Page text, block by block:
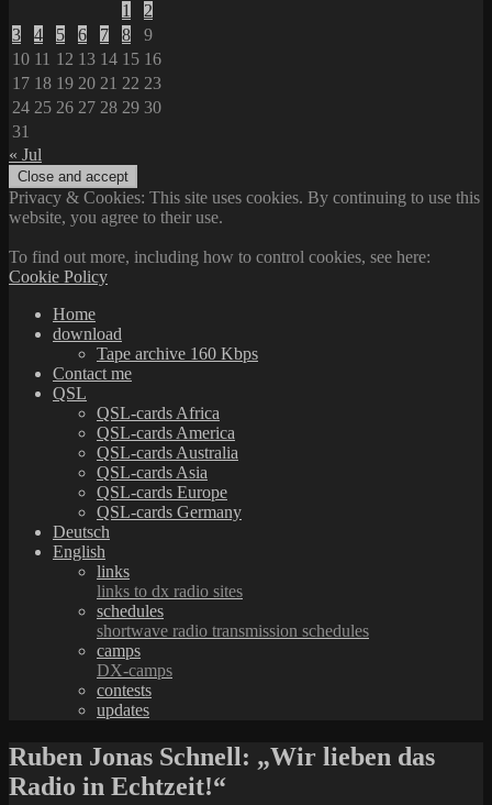
1
2
3
4 5 6 7 8
9
10 11 12 13 14 15 16
17 18 19 20 21 22 23
24 25 26 27 28 29 30
31
« Jul
Privacy & Cookies: This site uses cookies. By continuing to use this
website, you agree to their use.
To find out more, including how to control cookies, see here:
Cookie Policy
Home
download
Tape archive 160 Kbps
Contact me
QSL
QSL-cards Africa
QSL-cards America
QSL-cards Australia
QSL-cards Asia
QSL-cards Europe
QSL-cards Germany
Deutsch
English
links
links to dx radio sites
schedules
shortwave radio transmission schedules
camps
DX-camps
contests
updates
Ruben Jonas Schnell: „Wir lieben das
Radio in Echtzeit!“